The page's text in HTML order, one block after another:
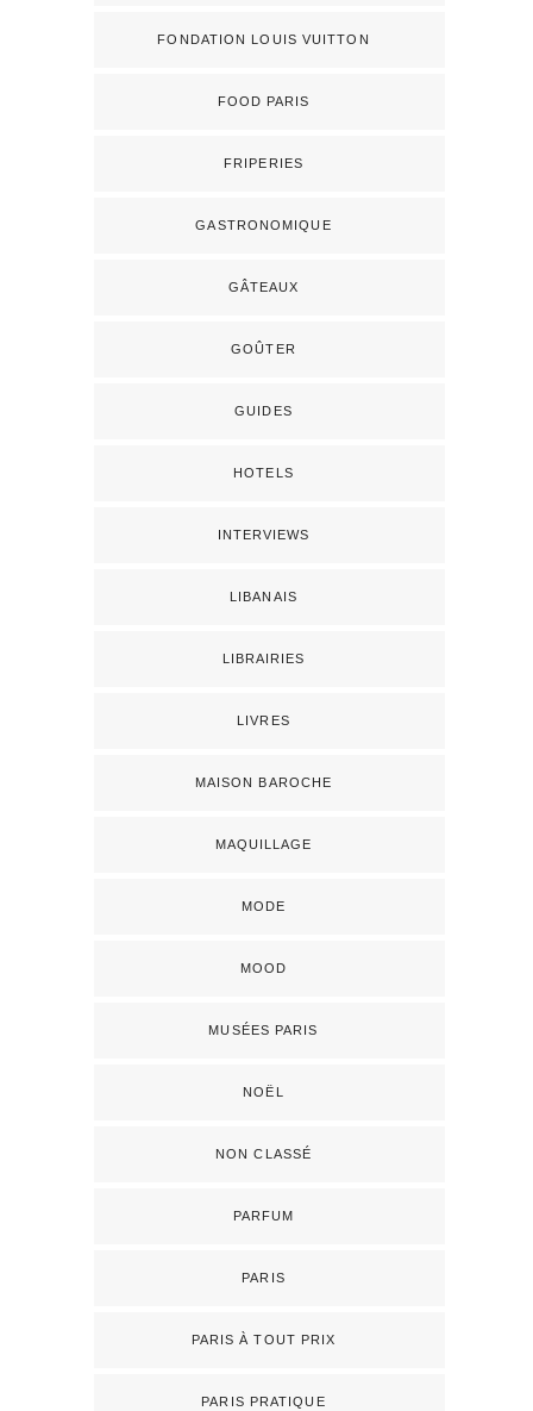
FONDATION LOUIS VUITTON
FOOD PARIS
FRIPERIES
GASTRONOMIQUE
GÂTEAUX
GOÛTER
GUIDES
HOTELS
INTERVIEWS
LIBANAIS
LIBRAIRIES
LIVRES
MAISON BAROCHE
MAQUILLAGE
MODE
MOOD
MUSÉES PARIS
NOËL
NON CLASSÉ
PARFUM
PARIS
PARIS À TOUT PRIX
PARIS PRATIQUE